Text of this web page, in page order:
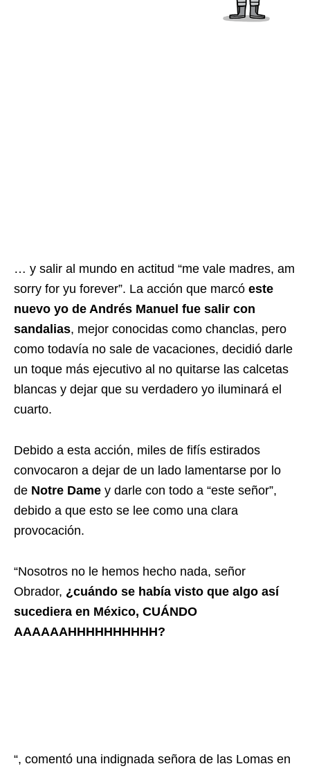
… y salir al mundo en actitud “me vale madres, am
sorry for yu forever”. La acción que marcó este
nuevo yo de Andrés Manuel fue salir con
sandalias, mejor conocidas como chanclas, pero
como todavía no sale de vacaciones, decidió darle
un toque más ejecutivo al no quitarse las calcetas
blancas y dejar que su verdadero yo iluminará el
cuarto.
Debido a esta acción, miles de fifís estirados
convocaron a dejar de un lado lamentarse por lo
de Notre Dame y darle con todo a “este señor”,
debido a que esto se lee como una clara
provocación.
“Nosotros no le hemos hecho nada, señor
Obrador, ¿cuándo se había visto que algo así
sucediera en México, CUÁNDO
AAAAAAHHHHHHHHHH?
“, comentó una indignada señora de las Lomas en